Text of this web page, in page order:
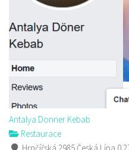
Antalya Donner Kebab
Restaurace